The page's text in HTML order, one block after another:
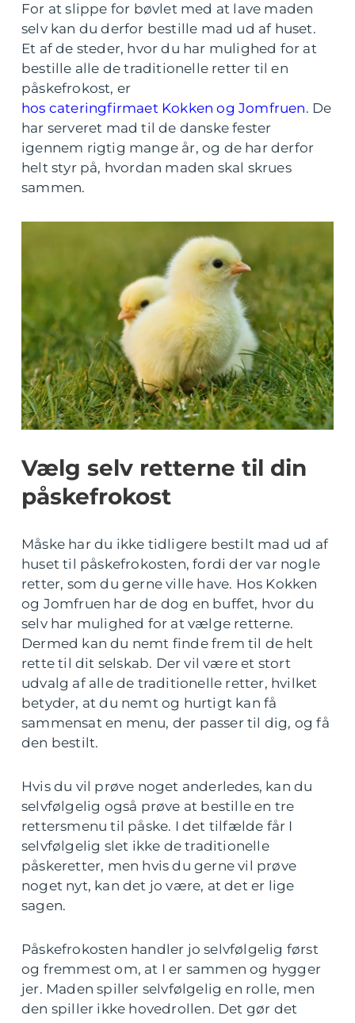
For at slippe for bøvlet med at lave maden
selv kan du derfor bestille mad ud af huset.
Et af de steder, hvor du har mulighed for at
bestille alle de traditionelle retter til en
påskefrokost, er
hos cateringfirmaet Kokken og Jomfruen. De
har serveret mad til de danske fester
igennem rigtig mange år, og de har derfor
helt styr på, hvordan maden skal skrues
sammen.
Vælg selv retterne til din
påskefrokost
Måske har du ikke tidligere bestilt mad ud af
huset til påskefrokosten, fordi der var nogle
retter, som du gerne ville have. Hos Kokken
og Jomfruen har de dog en buffet, hvor du
selv har mulighed for at vælge retterne.
Dermed kan du nemt finde frem til de helt
rette til dit selskab. Der vil være et stort
udvalg af alle de traditionelle retter, hvilket
betyder, at du nemt og hurtigt kan få
sammensat en menu, der passer til dig, og få
den bestilt.
Hvis du vil prøve noget anderledes, kan du
selvfølgelig også prøve at bestille en tre
rettersmenu til påske. I det tilfælde får I
selvfølgelig slet ikke de traditionelle
påskeretter, men hvis du gerne vil prøve
noget nyt, kan det jo være, at det er lige
sagen.
Påskefrokosten handler jo selvfølgelig først
og fremmest om, at I er sammen og hygger
jer. Maden spiller selvfølgelig en rolle, men
den spiller ikke hovedrollen. Det gør det